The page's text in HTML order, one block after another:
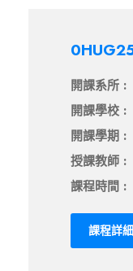
開課系所 :
開課學校 :
開課學期 :
授課教師 :
課程時間 :
課程詳細